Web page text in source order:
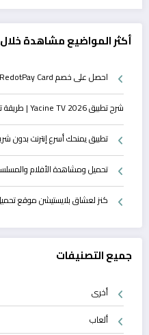
أكثر المواضيع مشاهدة
احصل على خصم RedotPay Card كوبونات حصرية
شرح تطبيق Yacine TV 2026 | طريقة تحميل وتثبيت واستخدام التطبيق خطوة بخطوة
تطبيق يمنحك أسرع إنترنت بدون
تحميل ومشاهدة الأفلام والمسلسلات
كنز لعشاق بلايستيشن موقع
جميع التصنيفات
أخرى
ألعاب